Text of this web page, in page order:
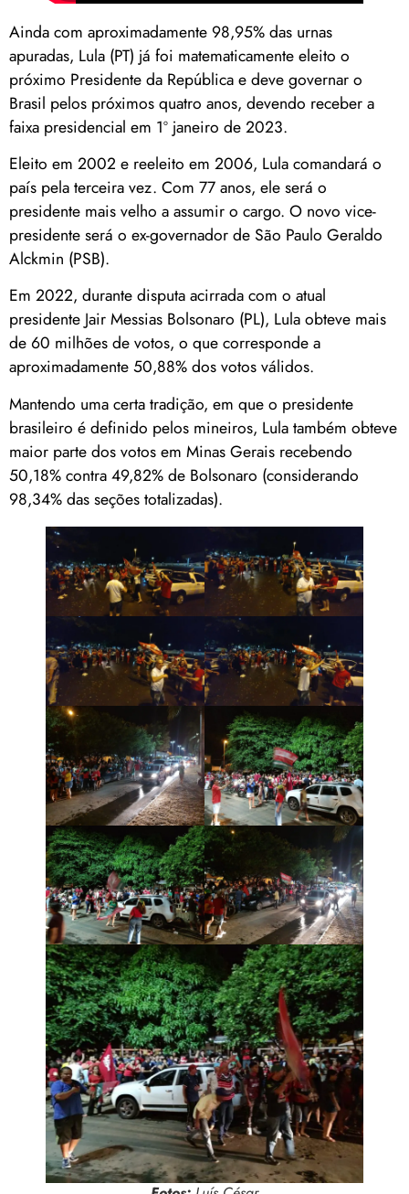
Ainda com aproximadamente 98,95% das urnas
apuradas, Lula (PT) já foi matematicamente eleito o
próximo Presidente da República e deve governar o
Brasil pelos próximos quatro anos, devendo receber a
faixa presidencial em 1º janeiro de 2023.
Eleito em 2002 e reeleito em 2006, Lula comandará o
país pela terceira vez. Com 77 anos, ele será o
presidente mais velho a assumir o cargo. O novo vice-
presidente será o ex-governador de São Paulo Geraldo
Alckmin (PSB).
Em 2022, durante disputa acirrada com o atual
presidente Jair Messias Bolsonaro (PL), Lula obteve mais
de 60 milhões de votos, o que corresponde a
aproximadamente 50,88% dos votos válidos.
Mantendo uma certa tradição, em que o presidente
brasileiro é definido pelos mineiros, Lula também obteve
maior parte dos votos em Minas Gerais recebendo
50,18% contra 49,82% de Bolsonaro (considerando
98,34% das seções totalizadas).